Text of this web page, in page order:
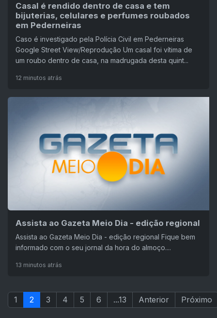
Casal é rendido dentro de casa e tem
bijuterias, celulares e perfumes roubados
em Pederneiras
Caso é investigado pela Polícia Civil em Pederneiras
Google Street View/Reprodução Um casal foi vítima de
um roubo dentro de casa, na madrugada desta quint...
12 minutos atrás
Assista ao Gazeta Meio Dia - edição regional
Assista ao Gazeta Meio Dia - edição regional Fique bem
informado com o seu jornal da hora do almoço....
13 minutos atrás
1 2 3 4 5 6 ...13 Anterior Próximo